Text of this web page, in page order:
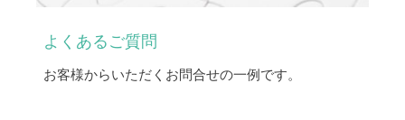
よくあるご質問
お客様からいただくお問合せの一例です。